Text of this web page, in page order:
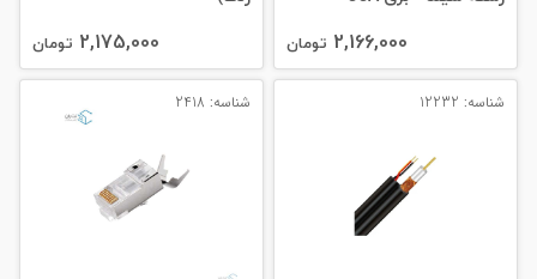
2,166,000 تومان 2,175,000 تومان
شناسه: 12232 شناسه: 2418